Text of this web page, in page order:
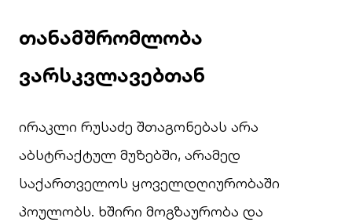
თანამშრომლობა
ვარსკვლავებთან
ირაკლი რუსაძე შთაგონებას არა
აბსტრაქტულ მუზებში, არამედ
საქართველოს ყოველდღიურობაში
პოულობს. ხშირი მოგზაურობა და